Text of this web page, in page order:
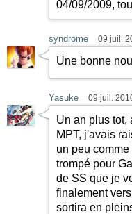
04/09/2009,
syndrome 09 juil.
Une bonne
Yasuke 09 juil.
Un an plus tot,
MPT, j'avais
un peu
trompé pour
de SS que je
finalement
sortira en